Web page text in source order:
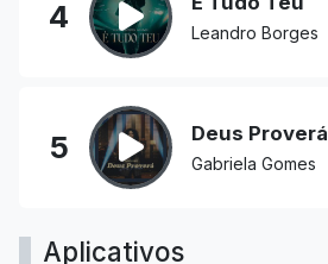
4 Leandro Borges
5 Deus Proverá
Gabriela Gomes
Aplicativos